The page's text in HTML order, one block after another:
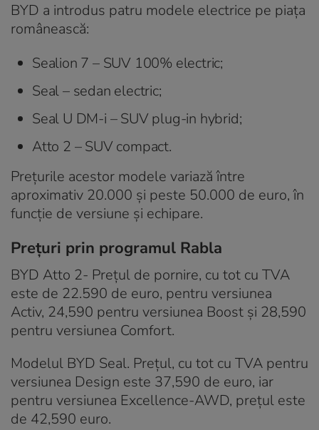
BYD a introdus patru modele electrice pe piața
românească:
Sealion 7 – SUV 100% electric;
Seal – sedan electric;
Seal U DM-i – SUV plug-in hybrid;
Atto 2 – SUV compact.
Prețurile acestor modele variază între
aproximativ 20.000 și peste 50.000 de euro, în
funcție de versiune și echipare.
Prețuri prin programul Rabla
BYD Atto 2- Prețul de pornire, cu tot cu TVA
este de 22.590 de euro, pentru versiunea
Activ, 24,590 pentru versiunea Boost și 28,590
pentru versiunea Comfort.
Modelul BYD Seal. Prețul, cu tot cu TVA pentru
versiunea Design este 37,590 de euro, iar
pentru versiunea Excellence-AWD, prețul este
de 42,590 euro.